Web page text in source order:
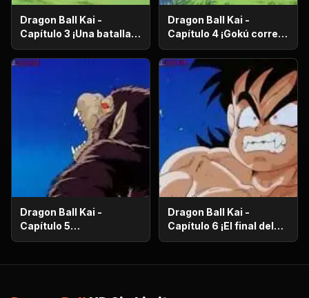
Dragon Ball Kai -
Capítulo 3 ¡Una batalla
de vida o muerte! ¡El
ataque desesperado de
Dragon Ball Kai -
Capítulo 4 ¡Gokú corre
en el más allá! ¡El
camino de la serpiente
de un millón de
kilómetros!
Dragon Ball Kai -
Capítulo 5
¡Supervivencia en el
luna llena despierta a
Dragon Ball Kai -
Capítulo 6 ¡El final del
camino de la serpiente!
Kaio-Sama!